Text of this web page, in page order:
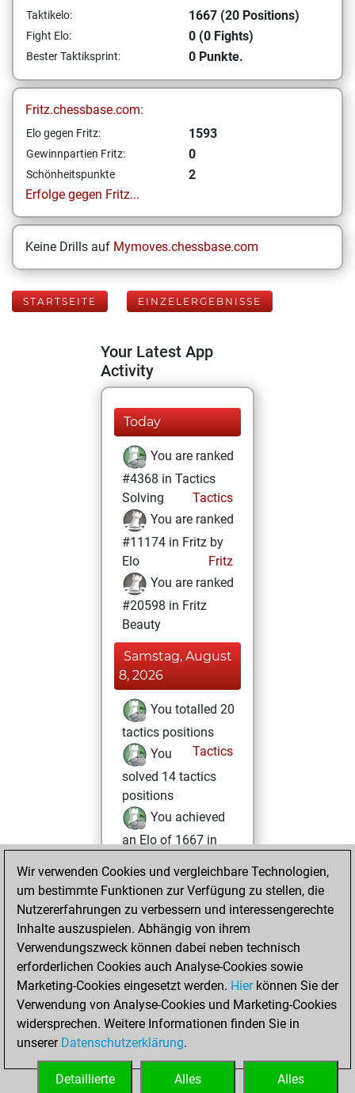
Taktikelo: 1667 (20 Positions)
Fight Elo: 0 (0 Fights)
Bester Taktiksprint: 0 Punkte.
Fritz.chessbase.com:
Elo gegen Fritz: 1593
Gewinnpartien Fritz: 0
Schönheitspunkte
2
Erfolge gegen Fritz...
Keine Drills auf Mymoves.chessbase.com
STARTSEITE EINZELERGEBNISSE
Your Latest App
Activity
Today
You are ranked
#4368 in Tactics
Solving
Tactics
You are ranked
#11174 in Fritz by
Elo
Fritz
You are ranked
#20598 in Fritz
Beauty
Samstag, August
8, 2026
You totalled 20
tactics positions
Tactics
You
solved 14 tactics
positions
You achieved
an Elo of 1667 in
Montag, Januar
25, 2021
You achieved a
BeautyScore of 2
Fritz
You
achieved a new Elo
of 1593
You created
your Fritz account
Wir verwenden Cookies und vergleichbare Technologien,
um bestimmte Funktionen zur Verfügung zu stellen, die
Nutzererfahrungen zu verbessern und interessengerechte
Inhalte auszuspielen. Abhängig von ihrem
Verwendungszweck können dabei neben technisch
erforderlichen Cookies auch Analyse-Cookies sowie
Marketing-Cookies eingesetzt werden. Hierkönnen Sie der
Verwendung von Analyse-Cookies und Marketing-Cookies
widersprechen. Weitere Informationen finden Sie in
unserer Datenschutzerklärung.
Alles
Alles
Detaillierte